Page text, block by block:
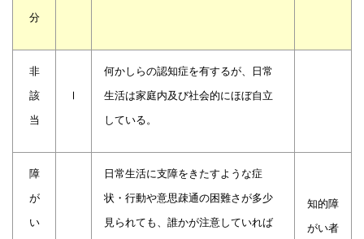
分
非
該
当
Ⅰ
何かしらの認知症を有するが、日常
生活は家庭内及び社会的にほぼ自立
している。
障
が
い
日常生活に支障をきたすような症
状・行動や意思疎通の困難さが多少
見られても、誰かが注意していれば
知的障
がい者